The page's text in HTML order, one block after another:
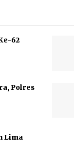
62
Polres
Lima